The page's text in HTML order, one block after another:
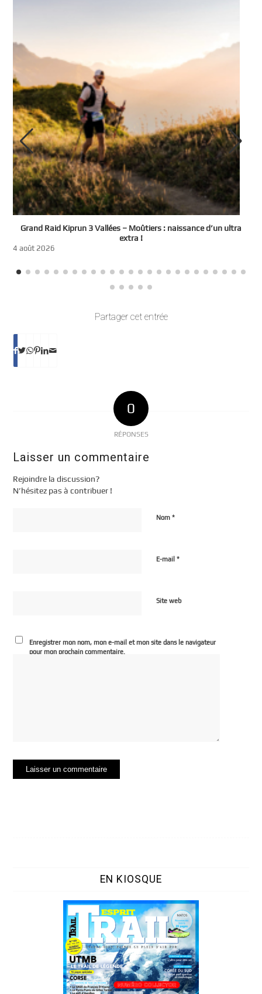
Grand Raid Kiprun 3 Vallées – Moûtiers : naissance d’un ultra
extra !
4 août 2026
Partager cet entrée
0
RÉPONSES
Laisser un commentaire
Rejoindre la discussion?
N’hésitez pas à contribuer !
Nom*
E-mail*
Site web
Enregistrer mon nom, mon e-mail et mon site dans le navigateur
pour mon prochain commentaire.
EN KIOSQUE